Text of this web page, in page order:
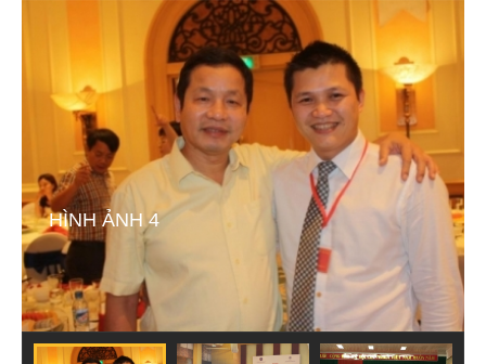
HÌNH ẢNH 4